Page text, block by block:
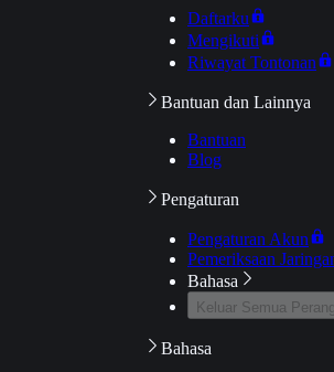
Daftarku
Mengikuti
Riwayat Tontonan
Bantuan dan Lainnya
Bantuan
Blog
Pengaturan
Pengaturan Akun
Pemeriksaan
Bahasa
Keluar Semua
Bahasa